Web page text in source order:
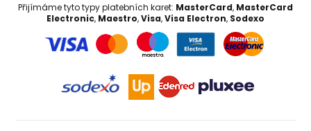
Přijímáme tyto typy platebních karet: MasterCard, MasterCard
Electronic, Maestro,Visa,Visa Electron, Sodexo